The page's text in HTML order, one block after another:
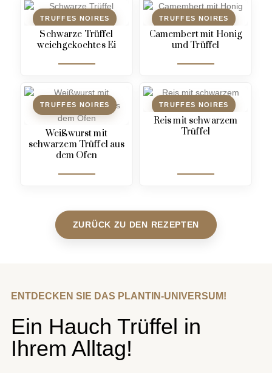
TRUFFES NOIRES
Schwarze Trüffel
weichgekochtes Ei
TRUFFES NOIRES
Camembert mit Honig
und Trüffel
TRUFFES NOIRES
Weißwurst mit
schwarzem Trüffel aus
dem Ofen
TRUFFES NOIRES
Reis mit schwarzem
Trüffel
ZURÜCK ZU DEN REZEPTEN
ENTDECKEN SIE DAS PLANTIN-UNIVERSUM!
Ein Hauch Trüffel in
Ihrem Alltag!